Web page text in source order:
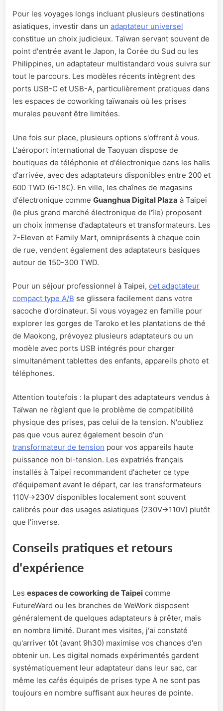
Pour les voyages longs incluant plusieurs destinations
asiatiques, investir dans un adaptateur universel
constitue un choix judicieux. Taïwan servant souvent de
point d'entrée avant le Japon, la Corée du Sud ou les
Philippines, un adaptateur multistandard vous suivra sur
tout le parcours. Les modèles récents intègrent des
ports USB-C et USB-A, particulièrement pratiques dans
les espaces de coworking taïwanais où les prises
murales peuvent être limitées.
Une fois sur place, plusieurs options s'offrent à vous.
L'aéroport international de Taoyuan dispose de
boutiques de téléphonie et d'électronique dans les halls
d'arrivée, avec des adaptateurs disponibles entre 200 et
600 TWD (6-18€). En ville, les chaînes de magasins
d'électronique comme Guanghua Digital Plaza à Taipei
(le plus grand marché électronique de l'île) proposent
un choix immense d'adaptateurs et transformateurs. Les
7-Eleven et Family Mart, omniprésents à chaque coin
de rue, vendent également des adaptateurs basiques
autour de 150-300 TWD.
Pour un séjour professionnel à Taipei, cet adaptateur
compact type A/B se glissera facilement dans votre
sacoche d'ordinateur. Si vous voyagez en famille pour
explorer les gorges de Taroko et les plantations de thé
de Maokong, prévoyez plusieurs adaptateurs ou un
modèle avec ports USB intégrés pour charger
simultanément tablettes des enfants, appareils photo et
téléphones.
Attention toutefois : la plupart des adaptateurs vendus à
Taïwan ne règlent que le problème de compatibilité
physique des prises, pas celui de la tension. N'oubliez
pas que vous aurez également besoin d'un
transformateur de tension pour vos appareils haute
puissance non bi-tension. Les expatriés français
installés à Taipei recommandent d'acheter ce type
d'équipement avant le départ, car les transformateurs
110V→230V disponibles localement sont souvent
calibrés pour des usages asiatiques (230V→110V) plutôt
que l'inverse.
Conseils pratiques et retours
d'expérience
Les espaces de coworking de Taipei comme
FutureWard ou les branches de WeWork disposent
généralement de quelques adaptateurs à prêter, mais
en nombre limité. Durant mes visites, j'ai constaté
qu'arriver tôt (avant 9h30) maximise vos chances d'en
obtenir un. Les digital nomads expérimentés gardent
systématiquement leur adaptateur dans leur sac, car
même les cafés équipés de prises type A ne sont pas
toujours en nombre suffisant aux heures de pointe.